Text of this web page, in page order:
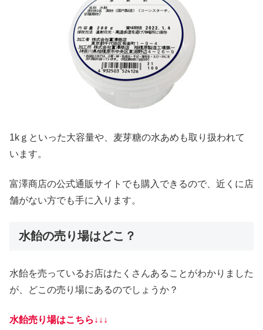
1kｇといった大容量や、麦芽糖の水あめも取り扱われて
います。
富澤商店の公式通販サイトでも購入できるので、近くに店
舗がない方でも手に入ります。
水飴の売り場はどこ？
水飴を売っているお店はたくさんあることがわかりました
が、どこの売り場にあるのでしょうか？
水飴売り場はこちら↓↓↓